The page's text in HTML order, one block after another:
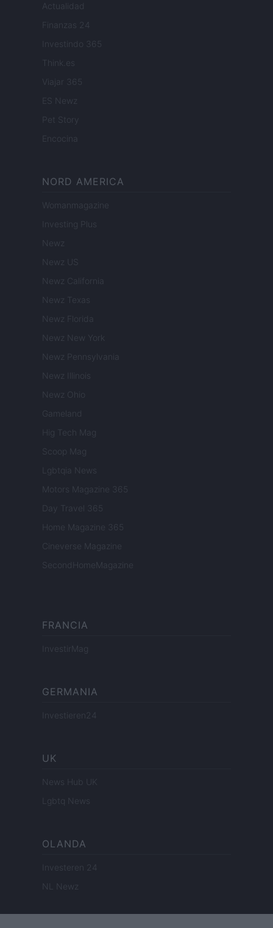
Actualidad
Finanzas 24
Investindo 365
Think.es
Viajar 365
ES Newz
Pet Story
Encocina
NORD AMERICA
Womanmagazine
Investing Plus
Newz
Newz US
Newz California
Newz Texas
Newz Florida
Newz New York
Newz Pennsylvania
Newz Illinois
Newz Ohio
Gameland
Hig Tech Mag
Scoop Mag
Lgbtqia News
Motors Magazine 365
Day Travel 365
Home Magazine 365
Cineverse Magazine
SecondHomeMagazine
FRANCIA
InvestirMag
GERMANIA
Investieren24
UK
News Hub UK
Lgbtq News
OLANDA
Investeren 24
NL Newz